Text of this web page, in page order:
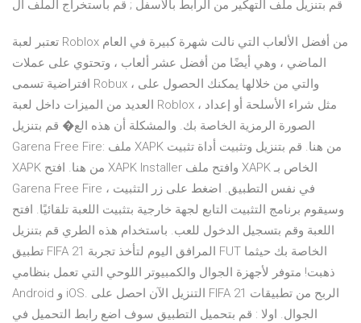
قم بتنزيل ملف التهكير من الرابط بالأسفل ; قم باستخراج الملف ال
تعتبر لعبة Roblox من أفضل الألعاب التي نالت شهرة كبيرة في العام
الماضي ، وهي أيضًا من أفضل عشر ألعاب ، وتحتوي على عملات
افتراضية تسمى Robux ، والتي من خلالها يمكنك الحصول على
العديد من الميزات داخل لعبة Roblox ، مثل شراء الأسلحة أو إعداد
الصورة الرمزية الخاصة بك. والمشكلة أن هذه الع� قم بتنزيل
Garena Free Fire: ملف XAPK من هنا. قم بتنزيل وتثبيت أداة تثبيت
XAPK من هنا. افتح XAPK Installer وافتح ملف XAPK الخاص بـ
Garena Free Fire في نفس التطبيق. اضغط على زر التثبيت ،
وسيقوم برنامج التثبيت التابع لجهة خارجية بتثبيت اللعبة تلقائيًا. افتح
اللعبة وقم بتسجيل الدخول للعب. باستخدام هذه الطري قم بتنزيل
تطبيق FIFA 21 المرافق اليوم لتأخذ تجربة FUT الخاصة بك حيثما
ذهبت! متوفر لأجهزة الجوال والكمبيوتر اللوحي التي تعمل بنظامي
Android و iOS. التنزيل الآن احصل على FIFA 21 الربح من تطبيقات
الجوال. اولا : قم بتحميل التطبيق سوف اضع رابط التحميل في